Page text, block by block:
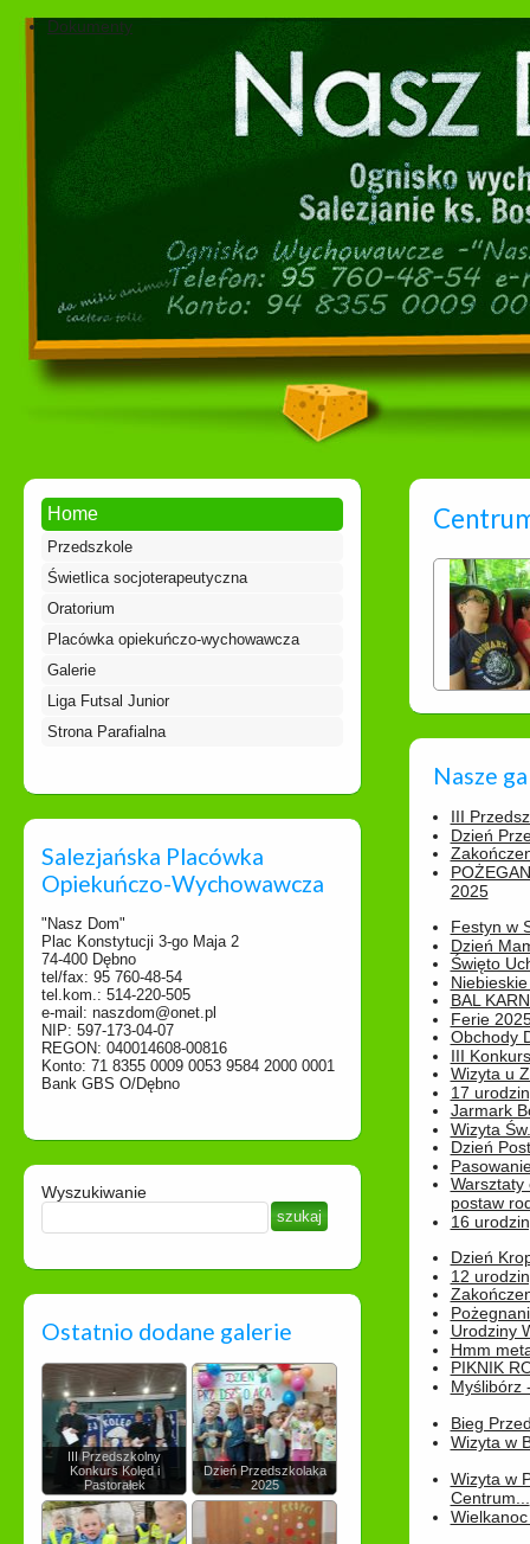
Dokumenty
Home
Przedszkole
Świetlica socjoterapeutyczna
Oratorium
Placówka opiekuńczo-wychowawcza
Galerie
Liga Futsal Junior
Strona Parafialna
Salezjańska Placówka
Opiekuńczo-Wychowawcza
"Nasz Dom"
Plac Konstytucji 3-go Maja 2
74-400 Dębno
tel/fax: 95 760-48-54
tel.kom.: 514-220-505
e-mail: naszdom@onet.pl
NIP: 597-173-04-07
REGON: 040014608-00816
Konto: 71 8355 0009 0053 9584 2000 0001
Bank GBS O/Dębno
Wyszukiwanie
Ostatnio dodane galerie
III Przedszkolny
Konkurs Kolęd i
Pastorałek
Dzień Przedszkolaka
2025
Nasze
III
Dzień
2025
Festyn w
Dzień
Święto
BAL
Ferie
Obchody
III
Wizyta u
17
Jarmark
Wizyta
Dzień
Warsztaty
postaw
16
Dzień
12
Urodziny
Hmm
PIKNIK
Myślibórz
Bieg
Wizyta w
Wizyta w
Centrum...